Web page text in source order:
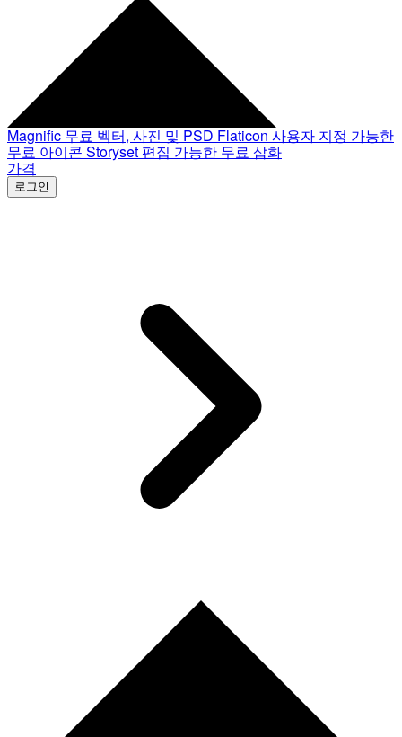
Magnific 무료 벡터, 사진 및 PSD Flaticon 사용자 지정 가능한
무료 아이콘 Storyset 편집 가능한 무료 삽화
가격
로그인